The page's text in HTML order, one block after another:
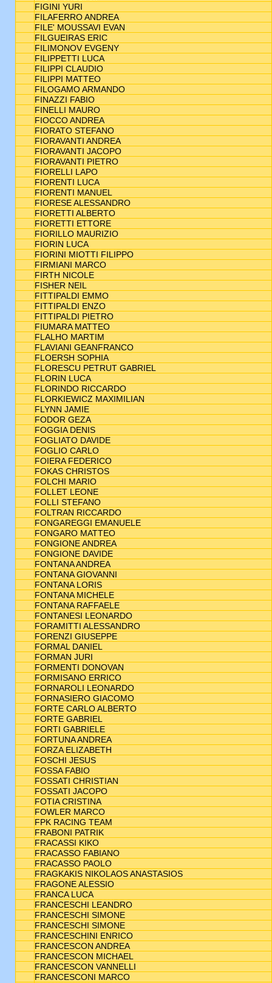
FIGINI YURI
FILAFERRO ANDREA
FILE' MOUSSAVI EVAN
FILGUEIRAS ERIC
FILIMONOV EVGENY
FILIPPETTI LUCA
FILIPPI CLAUDIO
FILIPPI MATTEO
FILOGAMO ARMANDO
FINAZZI FABIO
FINELLI MAURO
FIOCCO ANDREA
FIORATO STEFANO
FIORAVANTI ANDREA
FIORAVANTI JACOPO
FIORAVANTI PIETRO
FIORELLI LAPO
FIORENTI LUCA
FIORENTI MANUEL
FIORESE ALESSANDRO
FIORETTI ALBERTO
FIORETTI ETTORE
FIORILLO MAURIZIO
FIORIN LUCA
FIORINI MIOTTI FILIPPO
FIRMIANI MARCO
FIRTH NICOLE
FISHER NEIL
FITTIPALDI EMMO
FITTIPALDI ENZO
FITTIPALDI PIETRO
FIUMARA MATTEO
FLALHO MARTIM
FLAVIANI GEANFRANCO
FLOERSH SOPHIA
FLORESCU PETRUT GABRIEL
FLORIN LUCA
FLORINDO RICCARDO
FLORKIEWICZ MAXIMILIAN
FLYNN JAMIE
FODOR GEZA
FOGGIA DENIS
FOGLIATO DAVIDE
FOGLIO CARLO
FOIERA FEDERICO
FOKAS CHRISTOS
FOLCHI MARIO
FOLLET LEONE
FOLLI STEFANO
FOLTRAN RICCARDO
FONGAREGGI EMANUELE
FONGARO MATTEO
FONGIONE ANDREA
FONGIONE DAVIDE
FONTANA ANDREA
FONTANA GIOVANNI
FONTANA LORIS
FONTANA MICHELE
FONTANA RAFFAELE
FONTANESI LEONARDO
FORAMITTI ALESSANDRO
FORENZI GIUSEPPE
FORMAL DANIEL
FORMAN JURI
FORMENTI DONOVAN
FORMISANO ERRICO
FORNAROLI LEONARDO
FORNASIERO GIACOMO
FORTE CARLO ALBERTO
FORTE GABRIEL
FORTI GABRIELE
FORTUNA ANDREA
FORZA ELIZABETH
FOSCHI JESUS
FOSSA FABIO
FOSSATI CHRISTIAN
FOSSATI JACOPO
FOTIA CRISTINA
FOWLER MARCO
FPK RACING TEAM
FRABONI PATRIK
FRACASSI KIKO
FRACASSO FABIANO
FRACASSO PAOLO
FRAGKAKIS NIKOLAOS ANASTASIOS
FRAGONE ALESSIO
FRANCA LUCA
FRANCESCHI LEANDRO
FRANCESCHI SIMONE
FRANCESCHI SIMONE
FRANCESCHINI ENRICO
FRANCESCON ANDREA
FRANCESCON MICHAEL
FRANCESCON VANNELLI
FRANCESCONI MARCO